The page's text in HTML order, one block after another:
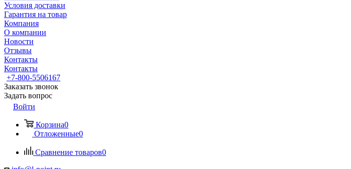
Условия доставки
Гарантия на товар
Компания
О компании
Новости
Отзывы
Контакты
Контакты
+7-800-5506167
Заказать звонок
Задать вопрос
Войти
Корзина0
Отложенные0
Сравнение товаров0